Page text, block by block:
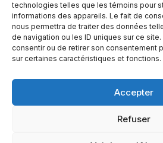
technologies telles que les témoins pour
informations des appareils. Le fait de
nous permettra de traiter des données
de navigation ou les ID uniques sur ce
consentir ou de retirer son consentement
sur certaines caractéristiques et fonctions.
Accepter
Refuser
© Copyright 2026 – Altomédia Inc |
Ce site internet a été conçu et